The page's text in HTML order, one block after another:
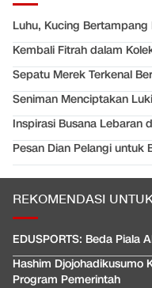
Luhu, Kucing
Kembali Fitrah dalam
Sepatu Merek Terkenal
Seniman Menciptakan
Inspirasi Busana Lebaran
Pesan Dian Pelangi untuk
REKOMENDASI
EDUSPORTS: Beda Piala
Hashim Djojohadikusumo
Program Pemerintah